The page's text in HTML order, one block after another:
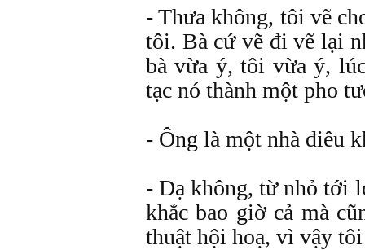
- Thưa không, tôi vẽ
tôi. Bà cứ vẽ đi vẽ lại
bà vừa ý, tôi vừa ý,
tạc nó thành một pho
- Ông là một nhà điêu
- Dạ không, từ nhỏ tới
khắc bao giờ cả mà
thuật hội hoạ, vì vậy